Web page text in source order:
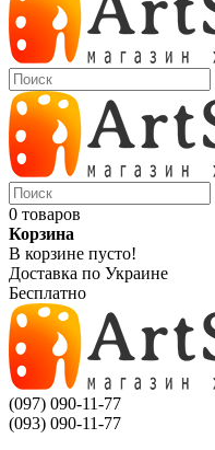
0 товаров
Корзина
В корзине пусто!
Доставка по Украине
Бесплатно
(097) 090-11-77
(093) 090-11-77